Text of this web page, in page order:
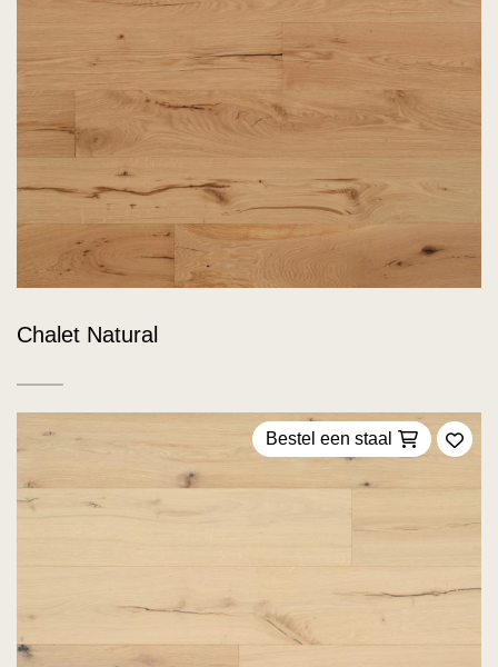
Chalet Natural
Bestel een staal